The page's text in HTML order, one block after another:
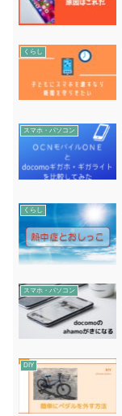
くらし
スマホ・パソコン
くらし
スマホ・パソコン
DIY